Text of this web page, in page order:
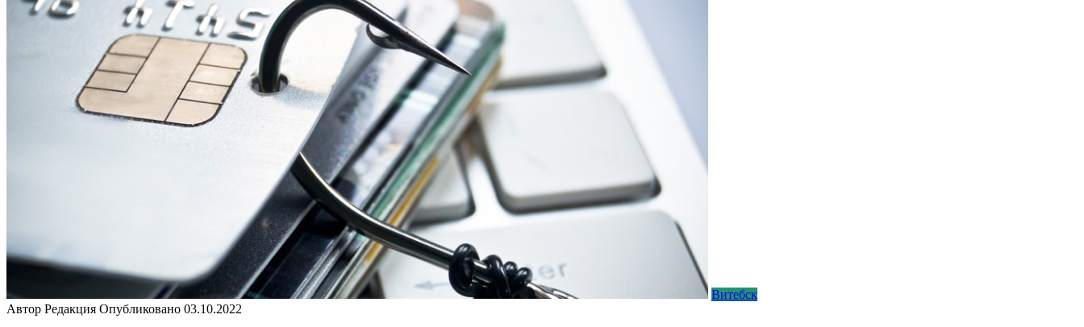
Витебск
Автор Редакция Опубликовано 03.10.2022